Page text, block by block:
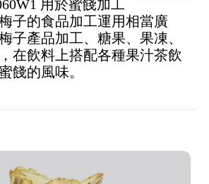
of 5
用於蜜餞加工
子的食品加工運用相當廣
子產品加工、糖果、果凍、
在飲料上搭配各種果汁茶飲
餞的風味。